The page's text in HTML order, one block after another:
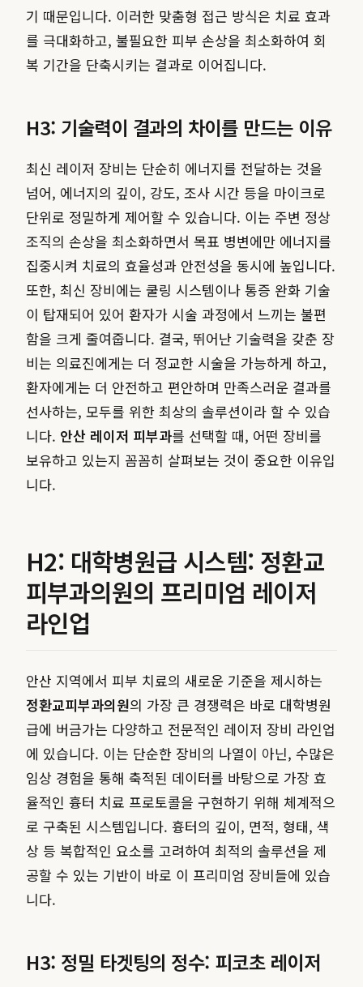
기 때문입니다. 이러한 맞춤형 접근 방식은 치료 효과
를 극대화하고, 불필요한 피부 손상을 최소화하여 회
복 기간을 단축시키는 결과로 이어집니다.
H3: 기술력이 결과의 차이를 만드는 이유
최신 레이저 장비는 단순히 에너지를 전달하는 것을
넘어, 에너지의 깊이, 강도, 조사 시간 등을 마이크로
단위로 정밀하게 제어할 수 있습니다. 이는 주변 정상
조직의 손상을 최소화하면서 목표 병변에만 에너지를
집중시켜 치료의 효율성과 안전성을 동시에 높입니다.
또한, 최신 장비에는 쿨링 시스템이나 통증 완화 기술
이 탑재되어 있어 환자가 시술 과정에서 느끼는 불편
함을 크게 줄여줍니다. 결국, 뛰어난 기술력을 갖춘 장
비는 의료진에게는 더 정교한 시술을 가능하게 하고,
환자에게는 더 안전하고 편안하며 만족스러운 결과를
선사하는, 모두를 위한 최상의 솔루션이라 할 수 있습
니다. 안산 레이저 피부과를 선택할 때, 어떤 장비를
보유하고 있는지 꼼꼼히 살펴보는 것이 중요한 이유입
니다.
H2: 대학병원급 시스템: 정환교
피부과의원의 프리미엄 레이저
라인업
안산 지역에서 피부 치료의 새로운 기준을 제시하는
정환교피부과의원의 가장 큰 경쟁력은 바로 대학병원
급에 버금가는 다양하고 전문적인 레이저 장비 라인업
에 있습니다. 이는 단순한 장비의 나열이 아닌, 수많은
임상 경험을 통해 축적된 데이터를 바탕으로 가장 효
율적인 흉터 치료 프로토콜을 구현하기 위해 체계적으
로 구축된 시스템입니다. 흉터의 깊이, 면적, 형태, 색
상 등 복합적인 요소를 고려하여 최적의 솔루션을 제
공할 수 있는 기반이 바로 이 프리미엄 장비들에 있습
니다.
H3: 정밀 타겟팅의 정수: 피코초 레이저